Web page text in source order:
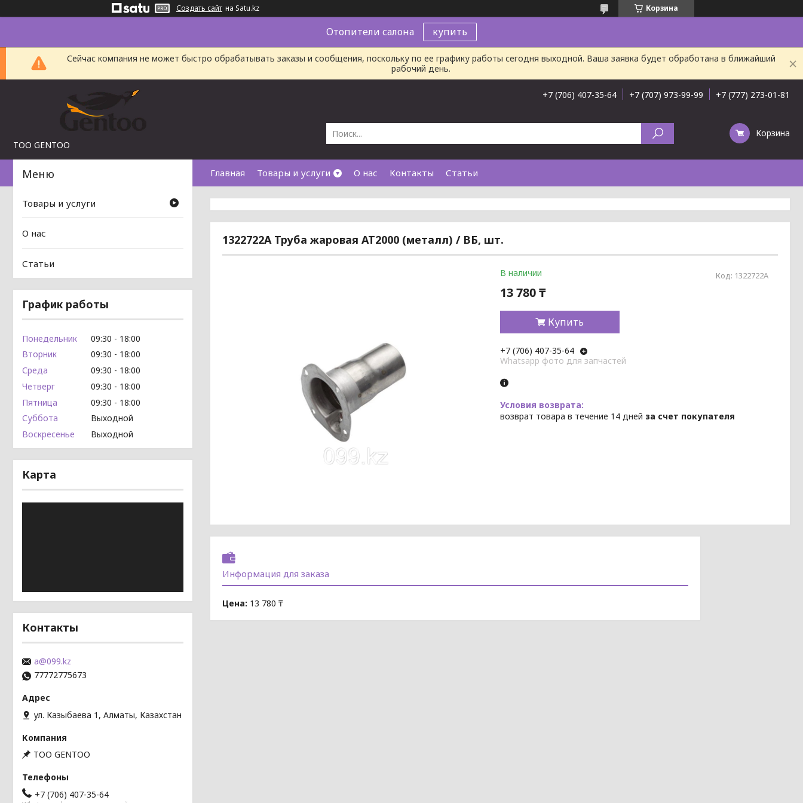
Создать сайт на Satu.kz Корзина
Отопители салона купить
Сейчас компания не может быстро обрабатывать заказы и сообщения, поскольку по ее графику работы сегодня выходной. Ваша заявка будет обработана в ближайший
рабочий день.
TOO GENTOO
+7 (706) 407-35-64 +7 (707) 973-99-99 +7 (777) 273-01-81
Корзина
Главная Товары и услуги О нас Контакты Статьи
1322722A Труба жаровая АТ2000 (металл) / ВБ, шт.
В наличии Код: 1322722A
13 780 ₸
Купить
+7 (706) 407-35-64
Whatsapp фото для запчастей
возврат товара в течение 14 дней за счет покупателя
Информация для заказа
Цена: 13 780 ₸
Товары и услуги
О нас
Статьи
График работы
Понедельник 09:30
18:00
Вторник
09:30
18:00
Среда
09:30
18:00
Четверг
09:30
18:00
Пятница
09:30
18:00
Суббота
Выходной
Воскресенье
Выходной
Карта
Контакты
a@099.kz
77772775673
ул. Казыбаева 1, Алматы, Казахстан
TOO GENTOO
+7 (706) 407-35-64